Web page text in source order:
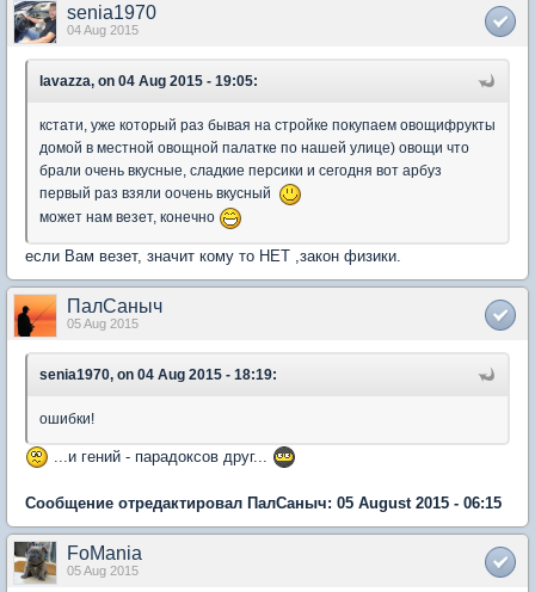
senia1970
04 Aug 2015
lavazza, on 04 Aug 2015 - 19:05:
кстати, уже который раз бывая на стройке покупаем овощифрукты
домой в местной овощной палатке по нашей улице) овощи что
брали очень вкусные, сладкие персики и сегодня вот арбуз
первый раз взяли оочень вкусный
может нам везет, конечно
если Вам везет, значит кому то НЕТ ,закон физики.
ПалСаныч
05 Aug 2015
senia1970, on 04 Aug 2015 - 18:19:
ошибки!
...и гений - парадоксов друг...
Сообщение отредактировал ПалСаныч: 05 August 2015 - 06:15
FoMania
05 Aug 2015